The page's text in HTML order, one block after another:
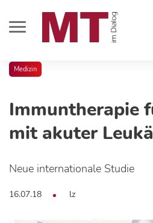
Medizin
Immuntherapie
mit akuter
Neue internationale Studie
16.07.18 lz